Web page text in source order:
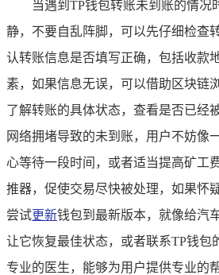
当遇到TP钱包转账未到账的情况
静，不要自乱阵脚，可以先仔细检查
认转账信息是否填写正确，包括收款
素，如果信息无误，可以借助区块链
了解转账的具体状态，查看是否已经
网络拥堵导致的未到账，用户不妨像
心等待一段时间，或者适当提高矿工
推器，促使交易尽快被处理，如果怀
尝试更新钱包到最新版本，就像给汽
让它恢复最佳状态，或者联系TP钱包
专业的医生，能够为用户提供专业的